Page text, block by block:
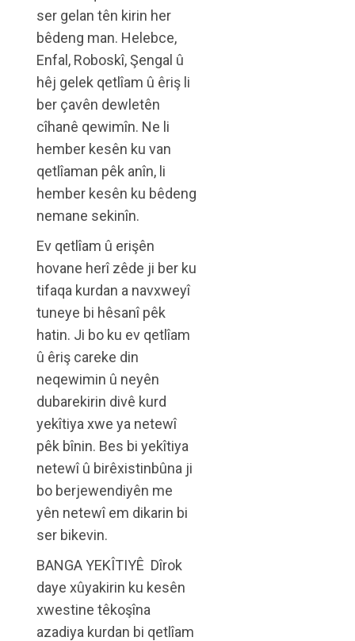
ser gelan tên kirin her
bêdeng man. Helebce,
Enfal, Roboskî, Şengal û
hêj gelek qetlîam û êriş li
ber çavên dewletên
cîhanê qewimîn. Ne li
hember kesên ku van
qetlîaman pêk anîn, li
hember kesên ku bêdeng
nemane sekinîn.
Ev qetlîam û erişên
hovane herî zêde ji ber ku
tifaqa kurdan a navxweyî
tuneye bi hêsanî pêk
hatin. Ji bo ku ev qetlîam
û êriş careke din
neqewimin û neyên
dubarekirin divê kurd
yekîtiya xwe ya netewî
pêk bînin. Bes bi yekîtiya
netewî û birêxistinbûna ji
bo berjewendiyên me
yên netewî em dikarin bi
ser bikevin.
BANGA YEKÎTIYÊ Dîrok
daye xûyakirin ku kesên
xwestine têkoşîna
azadiya kurdan bi qetlîam